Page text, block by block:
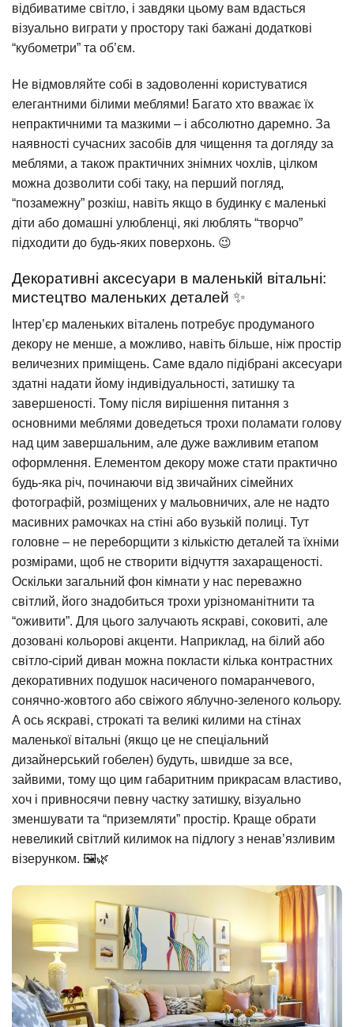
відбиватиме світло, і завдяки цьому вам вдасться
візуально виграти у простору такі бажані додаткові
“кубометри” та об’єм.
Не відмовляйте собі в задоволенні користуватися
елегантними білими меблями! Багато хто вважає їх
непрактичними та мазкими – і абсолютно даремно. За
наявності сучасних засобів для чищення та догляду за
меблями, а також практичних знімних чохлів, цілком
можна дозволити собі таку, на перший погляд,
“позамежну” розкіш, навіть якщо в будинку є маленькі
діти або домашні улюбленці, які люблять “творчо”
підходити до будь-яких поверхонь. 😉
Декоративні аксесуари в маленькій вітальні:
мистецтво маленьких деталей ✨
Інтер’єр маленьких віталень потребує продуманого
декору не менше, а можливо, навіть більше, ніж простір
величезних приміщень. Саме вдало підібрані аксесуари
здатні надати йому індивідуальності, затишку та
завершеності. Тому після вирішення питання з
основними меблями доведеться трохи поламати голову
над цим завершальним, але дуже важливим етапом
оформлення. Елементом декору може стати практично
будь-яка річ, починаючи від звичайних сімейних
фотографій, розміщених у мальовничих, але не надто
масивних рамочках на стіні або вузькій полиці. Тут
головне – не переборщити з кількістю деталей та їхніми
розмірами, щоб не створити відчуття захаращеності.
Оскільки загальний фон кімнати у нас переважно
світлий, його знадобиться трохи урізноманітнити та
“оживити”. Для цього залучають яскраві, соковиті, але
дозовані кольорові акценти. Наприклад, на білий або
світло-сірий диван можна покласти кілька контрастних
декоративних подушок насиченого помаранчевого,
сонячно-жовтого або свіжого яблучно-зеленого кольору.
А ось яскраві, строкаті та великі килими на стінах
маленької вітальні (якщо це не спеціальний
дизайнерський гобелен) будуть, швидше за все,
зайвими, тому що цим габаритним прикрасам властиво,
хоч і привносячи певну частку затишку, візуально
зменшувати та “приземляти” простір. Краще обрати
невеликий світлий килимок на підлогу з ненав’язливим
візерунком. 🖼️🌿